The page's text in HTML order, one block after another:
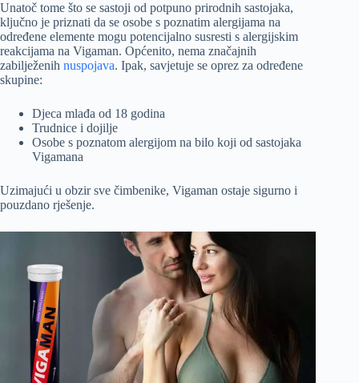
Unatoč tome što se sastoji od potpuno prirodnih sastojaka,
ključno je priznati da se osobe s poznatim alergijama na
određene elemente mogu potencijalno susresti s alergijskim
reakcijama na Vigaman. Općenito, nema značajnih
zabilježenih nuspojava. Ipak, savjetuje se oprez za određene
skupine:
Djeca mlađa od 18 godina
Trudnice i dojilje
Osobe s poznatom alergijom na bilo koji od sastojaka
Vigamana
Uzimajući u obzir sve čimbenike, Vigaman ostaje sigurno i
pouzdano rješenje.